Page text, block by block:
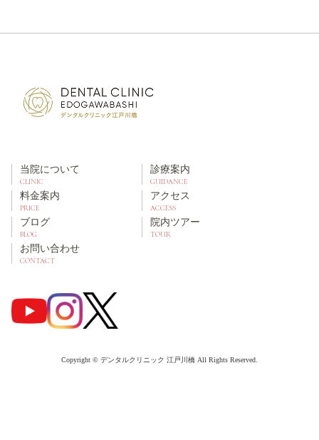
当院について
CLINIC
診療案内
GUIDANCE
料金案内
PRICE
アクセス
ACCESS
ブログ
BLOG
院内ツアー
TOUR
お問い合わせ
CONTACT
Copyright © デンタルクリニック 江戸川橋 All Rights Reserved.